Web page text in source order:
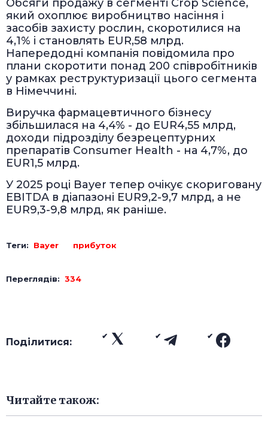
Обсяги продажу в сегменті Crop Science,
який охоплює виробництво насіння і
засобів захисту рослин, скоротилися на
4,1% і становлять EUR,58 млрд.
Напередодні компанія повідомила про
плани скоротити понад 200 співробітників
у рамках реструктуризації цього сегмента
в Німеччині.
Виручка фармацевтичного бізнесу
збільшилася на 4,4% - до EUR4,55 млрд,
доходи підрозділу безрецептурних
препаратів Consumer Health - на 4,7%, до
EUR1,5 млрд.
У 2025 році Bayer тепер очікує скориговану
EBITDA в діапазоні EUR9,2-9,7 млрд, а не
EUR9,3-9,8 млрд, як раніше.
Теги: Bayer прибуток
Переглядів: 334
Поділитися:
Читайте також: